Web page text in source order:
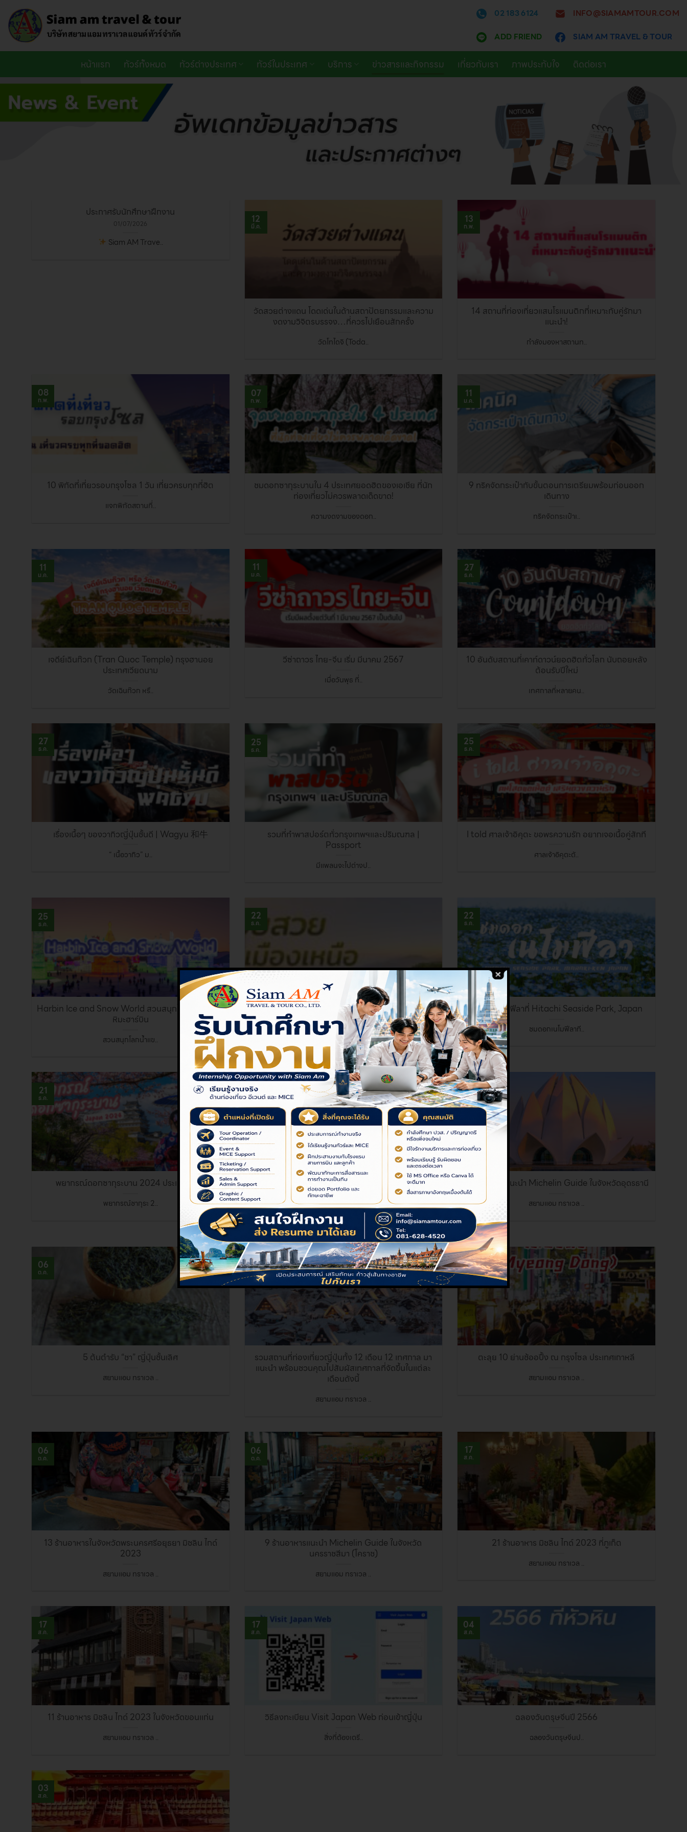
เนื้อหา
02 183 6124
ADD FRIEND
INFO@SIAMAMTOUR.COM
SIAM AM TRAVEL & TOUR
หน้าแรก ทัวร์ทั้งหมด ทัวร์ต่างประเทศ ทัวร์ในประเทศ บริการ ข่าวสารและกิจกรรม เกี่ยวกับเรา ภาพประทับใจ ติดต่อเรา
ประกาศรับนักศึกษาฝึกงาน
01/07/2026
Siam AM Trave..
วัดสวยต่างแดน โดดเด่นในด้านสถาปัตยกรรมและความ
งดงามวิจิตรบรรจง…ที่ควรไปเยือนสักครั้ง
วัดโทไดจิ (Toda..
12
มี.ค.
14 สถานที่ท่องเที่ยวแสนโรแมนติกที่เหมาะกับคู่รักมา
แนะนำ!
กำลังมองหาสถานท..
13
ก.พ.
10 พิกัดที่เที่ยวรอบกรุงโซล 1 วัน เที่ยวครบทุกที่ฮิต
แจกพิกัดสถานที่..
08
ก.พ.
ชมดอกซากุระบานใน 4 ประเทศยอดฮิตของเอเชีย ที่นัก
ท่องเที่ยวไม่ควรพลาดเด็ดขาด!
ความงดงามของดอก..
07
ก.พ.
9 ทริคจัดกระเป๋ากับขั้นตอนการเตรียมพร้อมก่อนออก
เดินทาง
ทริคจัดกระเป๋าเ..
11
ม.ค.
เจดีย์เฉินก๊วก (Tran Quoc Temple) กรุงฮานอย
ประเทศเวียดนาม
วัดเฉินก๊วก หรื..
11
ม.ค.
วีซ่าถาวร ไทย-จีน เริ่ม มีนาคม 2567
เมื่อวันพุธ ที่..
11
ม.ค.
10 อันดับสถานที่เคาท์ดาวน์ยอดฮิตทั่วโลก นับถอยหลัง
ต้อนรับปีใหม่
เทศกาลที่หลายคน..
27
ธ.ค.
เรื่องเนื้อๆ ของวากิวญี่ปุ่นชั้นดี | Wagyu 和牛
“ เนื้อวากิว” ม..
27
ธ.ค.
รวมที่ทำพาสปอร์ตทั่วกรุงเทพฯและปริมณฑล |
Passport
มีแพลนจะไปต่างป..
25
ธ.ค.
I told ศาลเจ้าอิคุตะ ขอพรความรัก อยากเจอเนื้อคู่สักที
ศาลเจ้าอิคุตะตั..
25
ธ.ค.
Harbin Ice and Snow World สวนสนุกโลกน้ำแข็งและ
หิมะฮาร์บิน
สวนสนุกโลกน้ำแข..
25
ธ.ค.
10 ดอยสวยเมืองเหนือ
สัมผัสบรรยายกาศ..
22
ธ.ค.
ชมดอกเนโมฟีลาที่ Hitachi Seaside Park, Japan
ชมดอกเนโมฟีลาที..
22
ธ.ค.
พยากรณ์ดอกซากุระบาน 2024 ประเทศญี่ปุ่น
พยากรณ์ซากุระ 2..
21
ธ.ค.
เทศกาลประดับไฟสุดอลังการ Nabana no sato
Illumination ที่ยิ่งใหญ่ของญี่ปุ่น
Nabana no sato ..
21
ธ.ค.
7 ร้านอาหารแนะนำ Michelin Guide ในจังหวัดอุดรธานี
สยามแอม ทราเวล ..
06
ต.ค.
5 ต้นตำรับ “ชา” ญี่ปุ่นชั้นเลิศ
สยามแอม ทราเวล ..
06
ต.ค.
รวมสถานที่ท่องเที่ยวญี่ปุ่นทั้ง 12 เดือน 12 เทศกาล มา
แนะนำ พร้อมชวนคุณไปสัมผัสเทศกาลที่จัดขึ้นในแต่ละ
เดือนดังนี้
สยามแอม ทราเวล ..
06
ต.ค.
ตะลุย 10 ย่านช้ออปื้ง ณ กรุงโซล ประเทศเกาหลี
สยามแอม ทราเวล ..
06
ต.ค.
13 ร้านอาหารในจังหวัดพระนครศรีอยุธยา มิชลิน ไกด์
2023
สยามแอม ทราเวล ..
06
ต.ค.
9 ร้านอาหารแนะนำ Michelin Guide ในจังหวัด
นครราชสีมา (โคราช)
สยามแอม ทราเวล ..
06
ต.ค.
21 ร้านอาหาร มิชลิน ไกด์ 2023 ที่ภูเก็ต
สยามแอม ทราเวล ..
17
ส.ค.
11 ร้านอาหาร มิชลิน ไกด์ 2023 ในจังหวัดขอนแก่น
สยามแอม ทราเวล ..
17
ส.ค.
วิธีลงทะเบียน Visit Japan Web ก่อนเข้าญี่ปุ่น
สิ่งที่ต้องเตรี..
17
ส.ค.
ฉลองวันตรุษจีนปี 2566
ฉลองวันตรุษจีนป..
04
ส.ค.
03
ส.ค.